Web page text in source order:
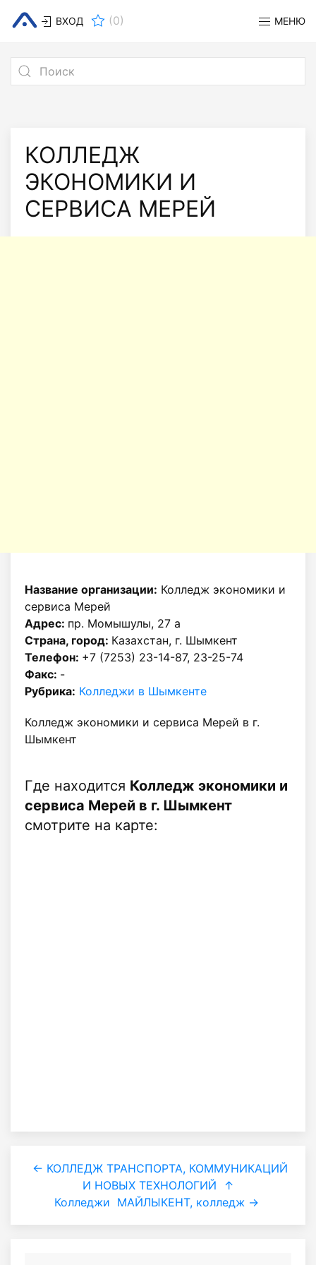
ВХОД (0) МЕНЮ
КОЛЛЕДЖ
ЭКОНОМИКИ И
СЕРВИСА МЕРЕЙ
Название организации: Колледж экономики и
сервиса Мерей
Адрес: пр. Момышулы, 27 а
Страна, город: Казахстан, г. Шымкент
Телефон: +7 (7253) 23-14-87, 23-25-74
Факс: -
Рубрика: Колледжи в Шымкенте
Колледж экономики и сервиса Мерей в г.
Шымкент
Где находится Колледж экономики и
сервиса Мерей в г. Шымкент
смотрите на карте:
← КОЛЛЕДЖ ТРАНСПОРТА, КОММУНИКАЦИЙ
И НОВЫХ ТЕХНОЛОГИЙ
↑
Колледжи МАЙЛЫКЕНТ, колледж →